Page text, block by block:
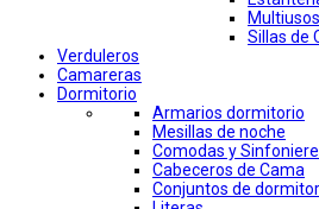
Multiusos
Sillas de
Verduleros
Camareras
Dormitorio
Armarios dormitorio
Mesillas de noche
Comodas y
Cabeceros de Cama
Conjuntos de